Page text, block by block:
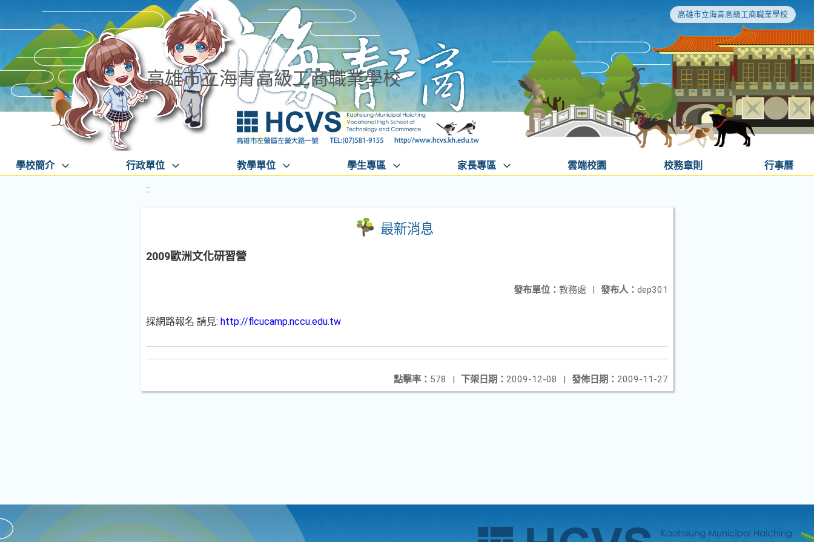
高雄市立海青高級工商職業學校
高雄市立海青高級工商職業學校
學校簡介 行政單位 教學單位 學生專區 家長專區 雲端校園 校務章則 行事曆
:::
最新消息
2009歐洲文化研習營
發布人： dep301
發布單位： 教務處 |
採網路報名 請見: http://flcucamp.nccu.edu.tw
發佈日期： 2009-11-27
下架日期： 2009-12-08 |
點擊率： 578 |